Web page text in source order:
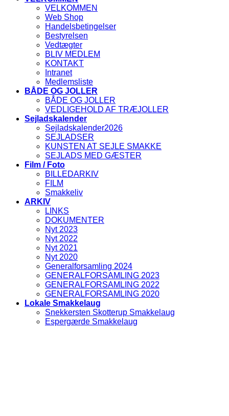
VELKOMMEN
Web Shop
Handelsbetingelser
Bestyrelsen
Vedtægter
BLIV MEDLEM
KONTAKT
Intranet
Medlemsliste
BÅDE OG JOLLER
BÅDE OG JOLLER
VEDLIGEHOLD AF TRÆJOLLER
Sejladskalender
Sejladskalender2026
SEJLADSER
KUNSTEN AT SEJLE SMAKKE
SEJLADS MED GÆSTER
Film / Foto
BILLEDARKIV
FILM
Smakkeliv
ARKIV
LINKS
DOKUMENTER
Nyt 2023
Nyt 2022
Nyt 2021
Nyt 2020
Generalforsamling 2024
GENERALFORSAMLING 2023
GENERALFORSAMLING 2022
GENERALFORSAMLING 2020
Lokale Smakkelaug
Snekkersten Skotterup Smakkelaug
Espergærde Smakkelaug